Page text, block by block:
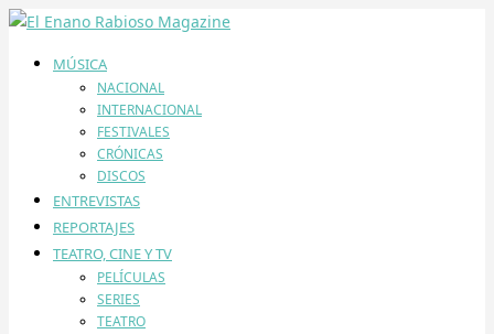
MÚSICA
NACIONAL
INTERNACIONAL
FESTIVALES
CRÓNICAS
DISCOS
ENTREVISTAS
REPORTAJES
TEATRO, CINE Y TV
PELÍCULAS
SERIES
TEATRO